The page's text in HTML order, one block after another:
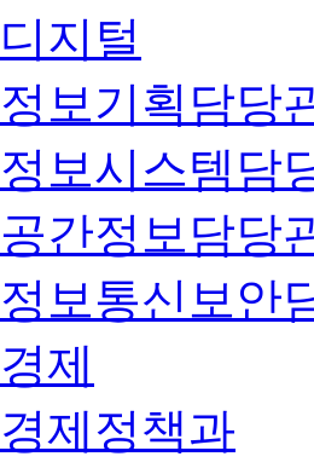
디지털
정보기획담당
정보시스템담
공간정보담당
정보통신보안
경제
경제정책과